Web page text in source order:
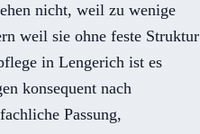
nicht, weil zu wenige
weil sie ohne feste Struktur
in Lengerich ist es
konsequent nach
Passung,